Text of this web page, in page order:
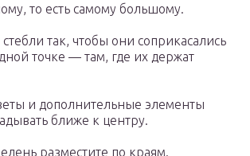
то есть самому большому.
так, чтобы они соприкасались
точке — там, где их держат
и дополнительные элементы
ближе к центру.
разместите по краям.